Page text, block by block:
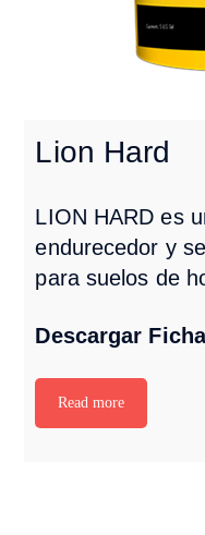
Lion Hard
LION HARD es
endurecedor y
para suelos de
Descargar
Read more